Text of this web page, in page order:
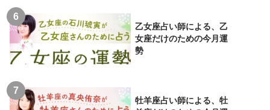
乙女座占い師による、乙
女座だけのための今月運
勢
牡羊座占い師による、牡